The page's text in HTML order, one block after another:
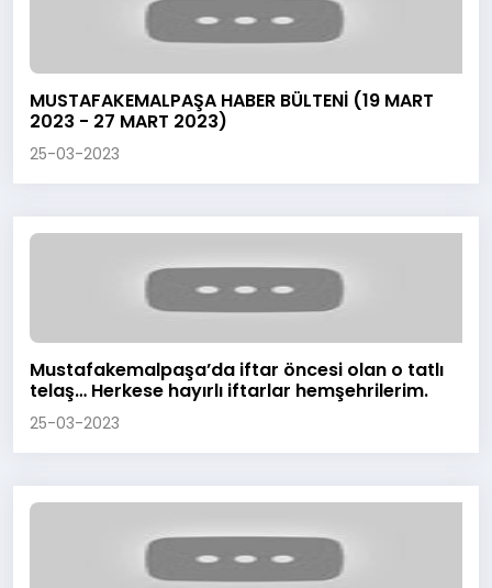
MUSTAFAKEMALPAŞA HABER BÜLTENİ (19 MART
2023 - 27 MART 2023)
25-03-2023
Mustafakemalpaşa’da iftar öncesi olan o tatlı
telaş… Herkese hayırlı iftarlar hemşehrilerim.
25-03-2023